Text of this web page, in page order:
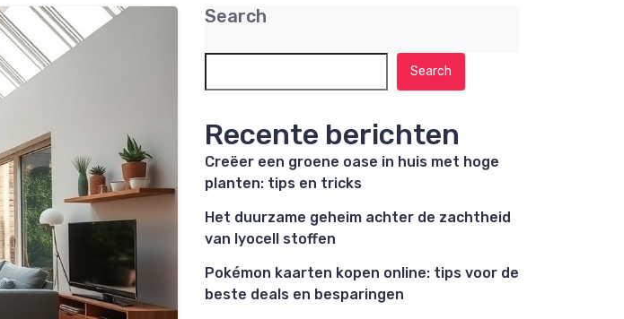
Search
Search
Recente berichten
Creëer een groene oase in huis met hoge
planten: tips en tricks
Het duurzame geheim achter de zachtheid
van lyocell stoffen
Pokémon kaarten kopen online: tips voor de
beste deals en besparingen